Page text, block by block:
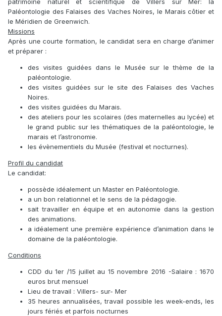
patrimoine naturel et scientifique de Villers sur Mer: la
Paléontologie des Falaises des Vaches Noires, le Marais côtier et
le Méridien de Greenwich.
Missions
Après une courte formation, le candidat sera en charge d’animer
et préparer :
des visites guidées dans le Musée sur le thème de la
paléontologie.
des visites guidées sur le site des Falaises des Vaches
Noires.
des visites guidées du Marais.
des ateliers pour les scolaires (des maternelles au lycée) et
le grand public sur les thématiques de la paléontologie, le
marais et l’astronomie.
les évènementiels du Musée (festival et nocturnes).
Profil du candidat
Le candidat:
possède idéalement un Master en Paléontologie.
a un bon relationnel et le sens de la pédagogie.
sait travailler en équipe et en autonomie dans la gestion
des animations.
a idéalement une première expérience d’animation dans le
domaine de la paléontologie.
Conditions
CDD du 1er /15 juillet au 15 novembre 2016 -Salaire : 1670
euros brut mensuel
Lieu de travail : Villers- sur- Mer
35 heures annualisées, travail possible les week-ends, les
jours fériés et parfois nocturnes